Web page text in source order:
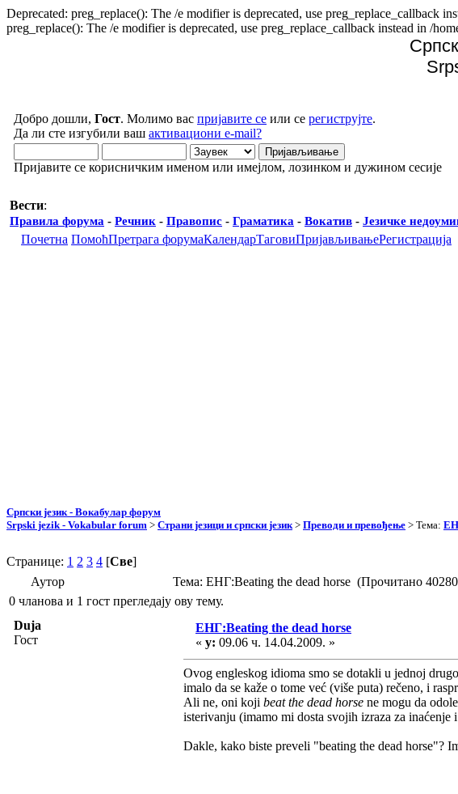
Deprecated: preg_replace(): The /e modifier is deprecated, use preg_replace_callback
preg_replace(): The /e modifier is deprecated, use preg_replace_callback instead in /
Добро дошли, Гост. Молимо вас пријавите се или се региструјте.
Да ли сте изгубили ваш активациони e-mail?
Пријавите се корисничким именом или имејлом, лозинком и дужином сесије
Вести:
Правила форума - Речник - Правопис - Граматика - Вокатив - Језичке
Почетна ПомоћПретрага форумаКалендарТаговиПријављивањеРегистрација
Српски језик - Вокабулар форум
Srpski jezik - Vokabular forum > Страни језици и српски језик > Преводи и превођење > Тема:
Странице: 1 2 3 4 [Све]
Аутор
Тема: ЕНГ:Beating the dead horse (Прочитано
0 чланова и 1 гост прегледају ову тему.
Duja
Гост
ЕНГ:Beating the dead horse
« у: 09.06 ч. 14.04.2009. »
Ovog engleskog idioma smo se dotakli u jednoj
imalo da se kaže o tome već (više puta) rečeno, i
Ali ne, oni koji beat the dead horse ne mogu da
isterivanju (imamo mi dosta svojih izraza za
Dakle, kako biste preveli "beating the dead horse"?